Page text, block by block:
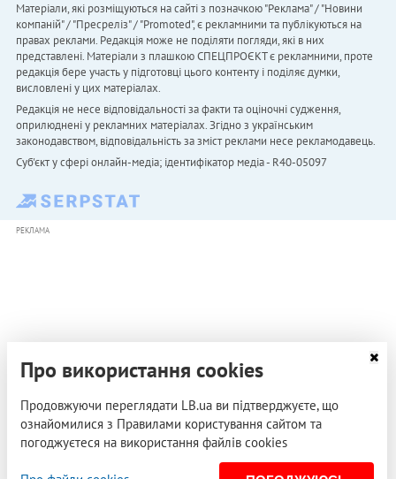
Матеріали, які розміщуються на сайті з позначкою "Реклама" / "Новини
компаній" / "Пресреліз" / "Promoted", є рекламними та публікуються на
правах реклами. Редакція може не поділяти погляди, які в них
представлені. Матеріали з плашкою СПЕЦПРОЄКТ є рекламними, проте
редакція бере участь у підготовці цього контенту і поділяє думки,
висловлені у цих матеріалах.
Редакція не несе відповідальності за факти та оціночні судження,
оприлюднені у рекламних матеріалах. Згідно з українським
законодавством, відповідальність за зміст реклами несе рекламодавець.
Cуб'єкт у сфері онлайн-медіа; ідентифікатор медіа - R40-05097
РЕКЛАМА
Про використання cookies
Продовжуючи переглядати LB.ua ви підтверджуєте, що
ознайомилися з Правилами користування сайтом та
погоджуєтеся на використання файлів cookies